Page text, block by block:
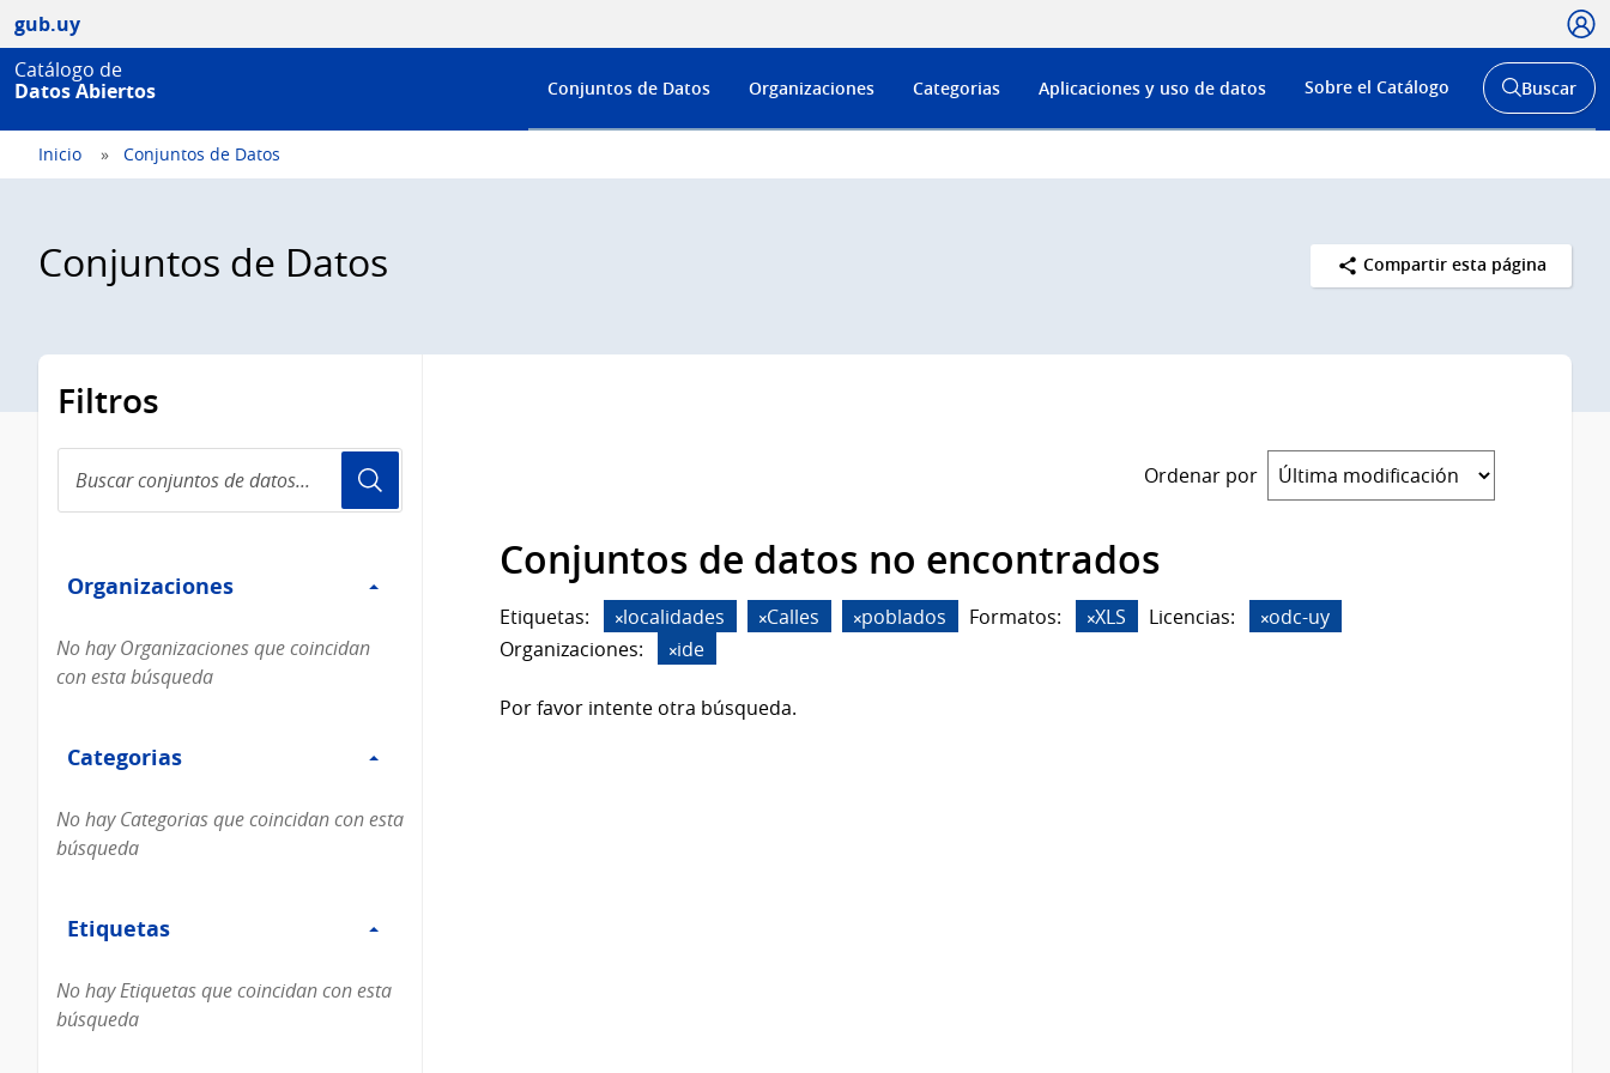
gub.uy
Catálogo de
Datos Abiertos
Menú
de
Conjuntos de Datos Organizaciones Categorias Aplicaciones y uso de datos Sobre el Catálogo
Abrir
buscador
Buscar
Inicio Conjuntos de Datos
Conjuntos de Datos Compartir esta página
Filtros
conjuntos
de
Organizaciones
Organizaciones
No hay Organizaciones que coincidan
con esta búsqueda
Categorias
Categorias
No hay Categorias que coincidan con esta
búsqueda
Etiquetas
Etiquetas
No hay Etiquetas que coincidan con esta
búsqueda
Ordenar por
Conjuntos de datos no encontrados
Etiquetas: localidades Calles poblados Formatos: XLS Licencias:
odc-uy
Organizaciones:
ide
Por favor intente otra búsqueda.